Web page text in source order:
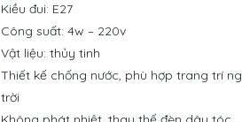
Kiều đui: E27
Công suất: 4w – 220v
Vật liệu: thủy tinh
Thiết kế chống nước, phù hợp trang trí
trời